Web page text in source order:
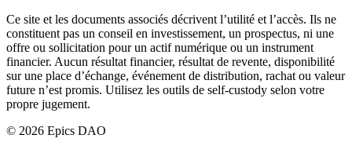
Ce site et les documents associés décrivent l’utilité et l’accès. Ils ne
constituent pas un conseil en investissement, un prospectus, ni une
offre ou sollicitation pour un actif numérique ou un instrument
financier. Aucun résultat financier, résultat de revente, disponibilité
sur une place d’échange, événement de distribution, rachat ou valeur
future n’est promis. Utilisez les outils de self-custody selon votre
propre jugement.
© 2026 Epics DAO